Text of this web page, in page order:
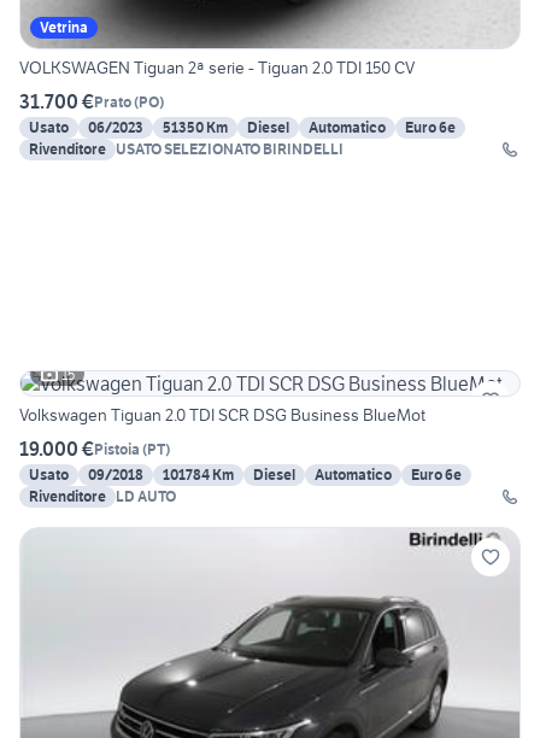
Vetrina
VOLKSWAGEN Tiguan 2ª serie - Tiguan 2.0 TDI 150 CV
31.700 €Prato(PO)
Usato
06/2023 51350 Km Diesel Automatico
Euro 6e
Rivenditore USATO SELEZIONATO BIRINDELLI
15
Volkswagen Tiguan 2.0 TDI SCR DSG Business BlueMot
19.000 €Pistoia (PT)
Usato
09/2018 101784 Km Diesel Automatico
Euro 6e
Rivenditore LD AUTO